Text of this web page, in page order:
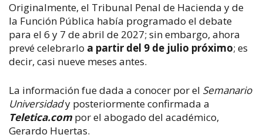
Originalmente, el Tribunal Penal de Hacienda y de
la Función Pública había programado el debate
para el 6 y 7 de abril de 2027; sin embargo, ahora
prevé celebrarlo a partir del 9 de julio próximo; es
decir, casi nueve meses antes.
La información fue dada a conocer por el Semanario
Universidady posteriormente confirmada a
Teletica.com por el abogado del académico,
Gerardo Huertas.